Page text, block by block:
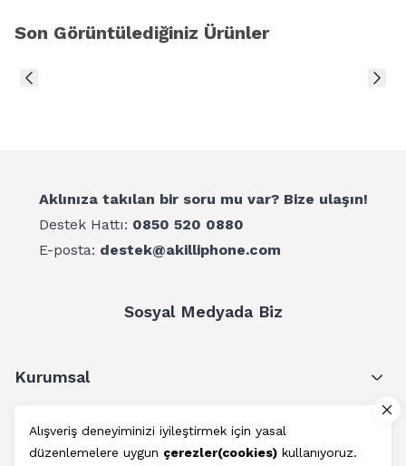
Alışveriş deneyiminizi iyileştirmek için yasal
düzenlemelere uygun çerezler(cookies) kullanıyoruz.
Son Görüntülediğiniz Ürünler
Aklınıza takılan bir soru mu var? Bize ulaşın!
Destek Hattı: 0850 520 0880
E-posta: destek@akilliphone.com
Sosyal Medyada Biz
Kurumsal
Müşteri Hizmetleri